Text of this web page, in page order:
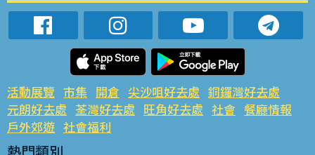
活動展覽 市集 開倉 尖沙咀好去處 銅鑼灣好去處
元朗好去處 荃灣好去處 旺角好去處 社會 餐廳情報
戶外郊遊 社會福利